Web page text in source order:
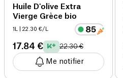
Huile D'olive Extra
Vierge Grèce bio
1L | 22.30 €/L
17.84 € 22.30 €
Me notifier